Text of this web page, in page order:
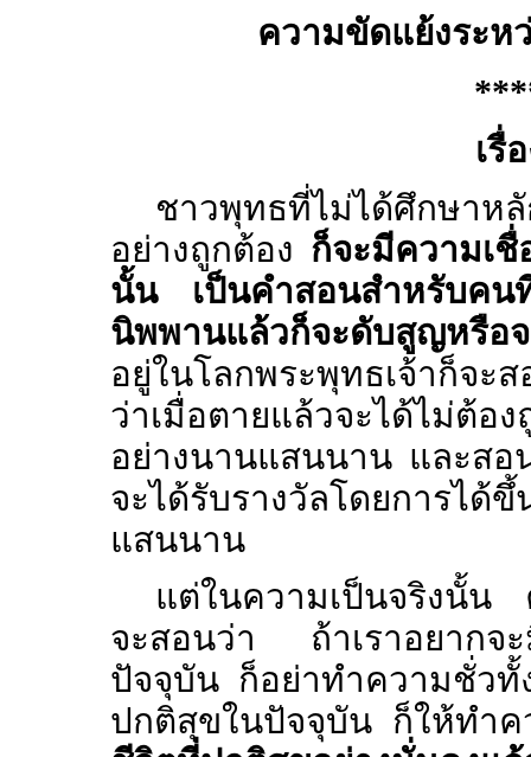
ความขัดแย้งระห
เรื่
ชาวพุทธที่ไม่ได้ศึกษาหลั
อย่างถูกต้อง ก็จะมีความเ
นั้น เป็นคำสอนสำหรับคน
นิพพานแล้วก็จะดับสูญหรือ
อยู่ในโลกพระพุทธเจ้าก็จ
ว่าเมื่อตายแล้วจะได้ไม่ต้อ
อย่างนานแสนนาน และสอ
จะได้รับรางวัลโดยการได้
แสนนาน
แต่ในความเป็นจริงนั้น
จะสอนว่า ถ้าเราอยากจะ
ปัจจุบัน ก็อย่าทำความชั่วทั้
ปกติสุขในปัจจุบัน ก็ให้ทำ